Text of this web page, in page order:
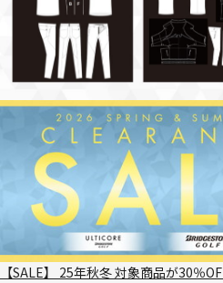
【SALE】 25年秋冬 対象商品が30％